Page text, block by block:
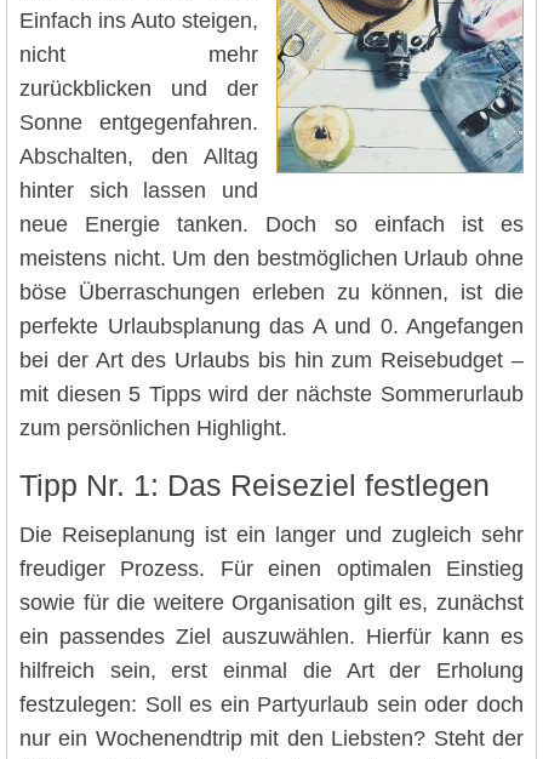
Einfach ins Auto steigen,
nicht mehr
zurückblicken und der
Sonne entgegenfahren.
Abschalten, den Alltag
hinter sich lassen und
neue Energie tanken. Doch so einfach ist es
meistens nicht. Um den bestmöglichen Urlaub ohne
böse Überraschungen erleben zu können, ist die
perfekte Urlaubsplanung das A und 0. Angefangen
bei der Art des Urlaubs bis hin zum Reisebudget –
mit diesen 5 Tipps wird der nächste Sommerurlaub
zum persönlichen Highlight.
Tipp Nr. 1: Das Reiseziel festlegen
Die Reiseplanung ist ein langer und zugleich sehr
freudiger Prozess. Für einen optimalen Einstieg
sowie für die weitere Organisation gilt es, zunächst
ein passendes Ziel auszuwählen. Hierfür kann es
hilfreich sein, erst einmal die Art der Erholung
festzulegen: Soll es ein Partyurlaub sein oder doch
nur ein Wochenendtrip mit den Liebsten? Steht der